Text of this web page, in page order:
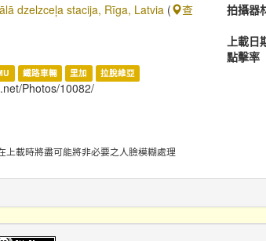
dzelzceļa stacija, Rīga, Latvia (
查
拍攝器
上載日
點擊率
鐵路車輛 里加 拉脫維亞
Photos/10082/
載時將盡可能將非必要之人臉模糊處理